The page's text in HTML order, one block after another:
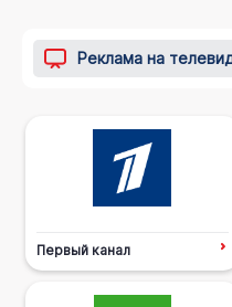
Реклама на
Первый канал